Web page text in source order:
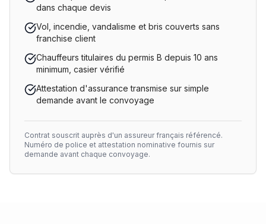
dans chaque devis
Vol, incendie, vandalisme et bris couverts sans
franchise client
Chauffeurs titulaires du permis B depuis 10 ans
minimum, casier vérifié
Attestation d'assurance transmise sur simple
demande avant le convoyage
Contrat souscrit auprès d'un assureur français référencé.
Numéro de police et attestation nominative fournis sur
demande avant chaque convoyage.